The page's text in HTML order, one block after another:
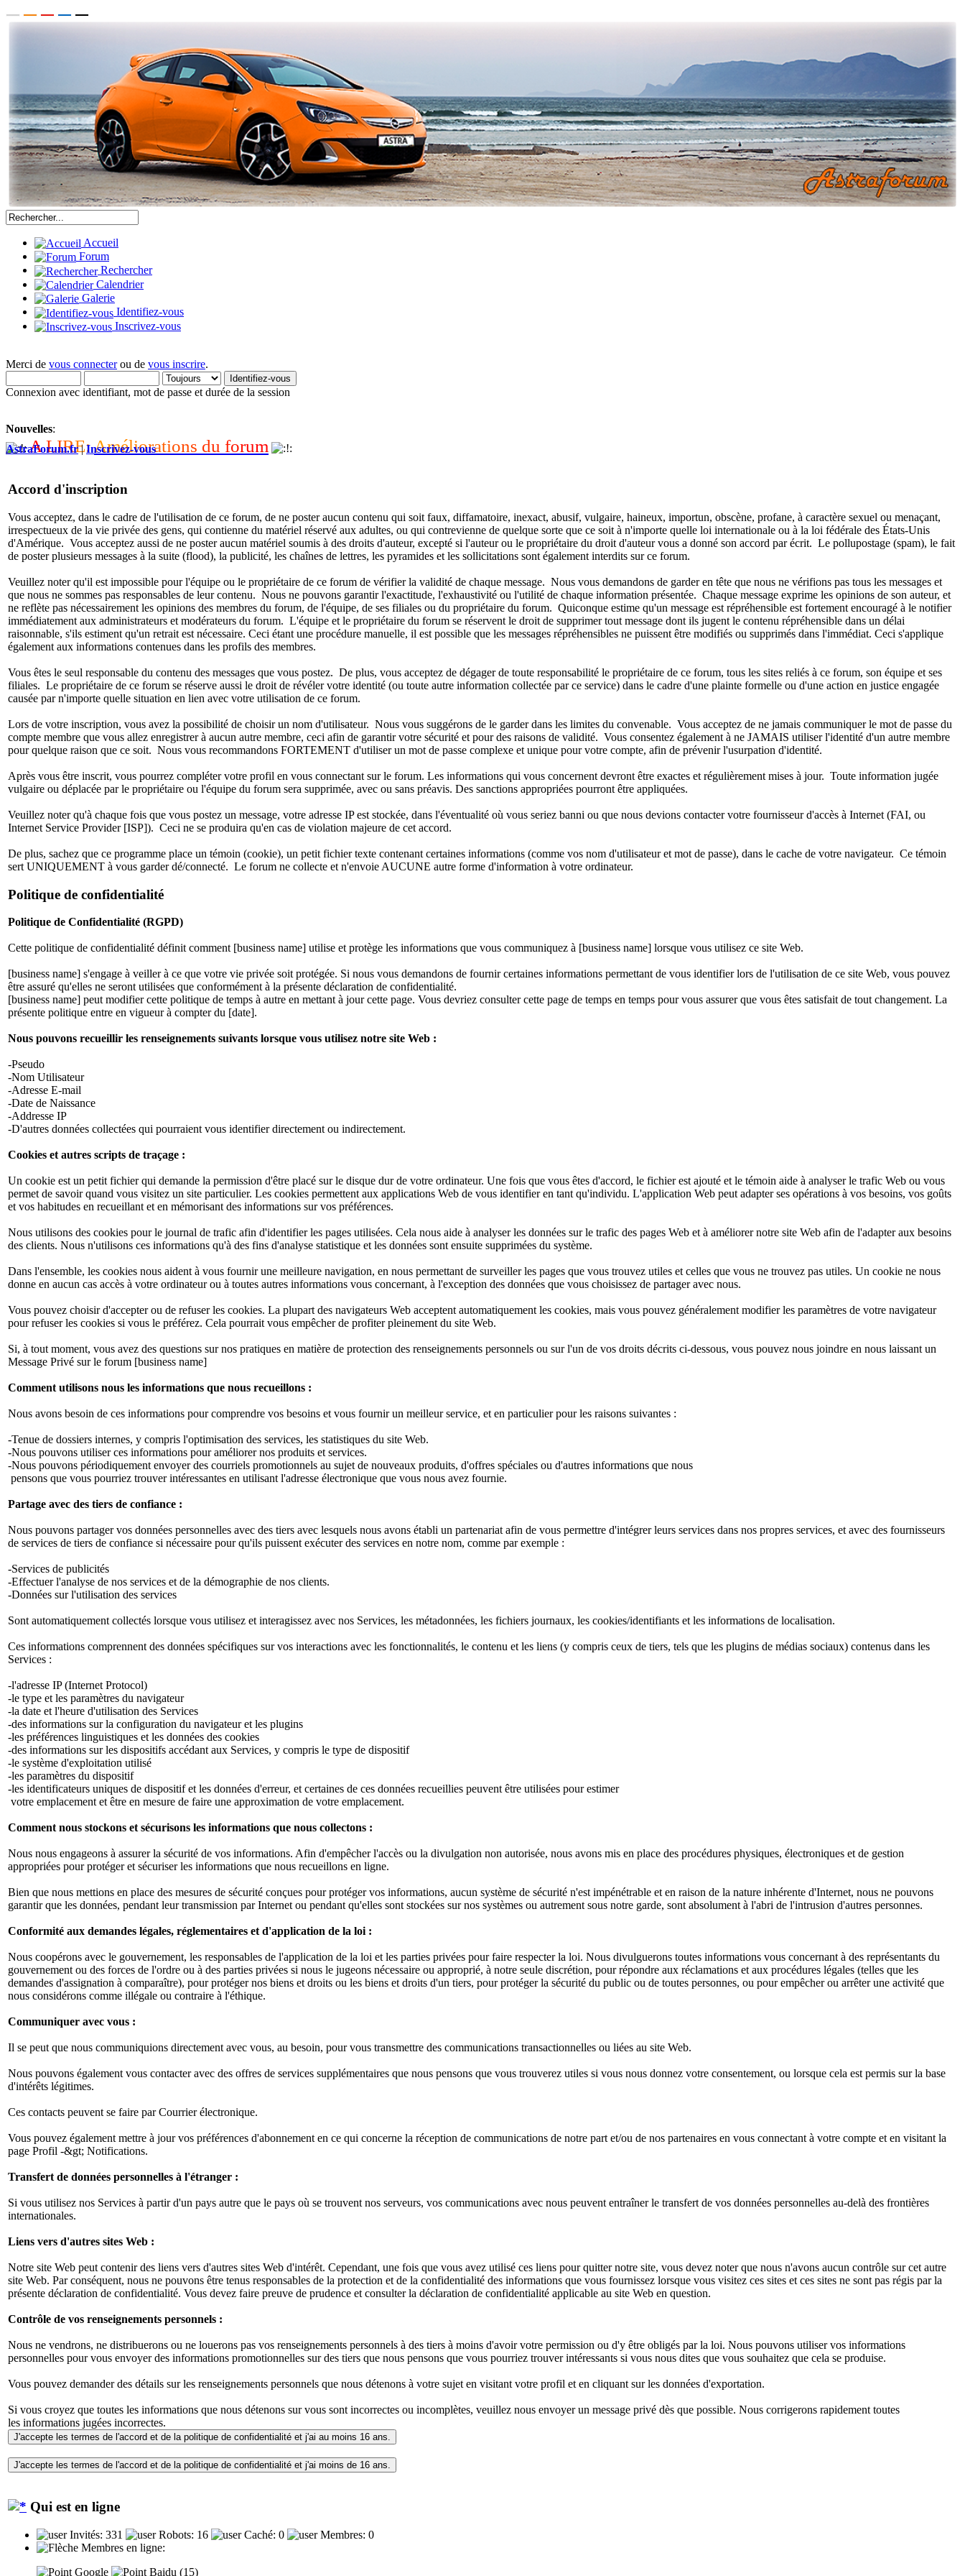
Accueil
Forum
Rechercher
Calendrier
Galerie
Identifiez-vous
Inscrivez-vous
Merci de vous connecterou de vous inscrire.
Connexion avec identifiant, mot de passe et durée de la session
Nouvelles:
A LIRE:Améliorations du forum
AstraForum.fr|Inscrivez-vous
Accord d'inscription
Vous acceptez, dans le cadre de l'utilisation de ce forum, de ne poster aucun contenu qui soit faux, diffamatoire, inexact, abusif, vulgaire, haineux, importun, obscène, profane, à caractère sexuel ou menaçant,
irrespectueux de la vie privée des gens, qui contienne du matériel réservé aux adultes, ou qui contrevienne de quelque sorte que ce soit à n'importe quelle loi internationale ou à la loi fédérale des États-Unis
d'Amérique. Vous acceptez aussi de ne poster aucun matériel soumis à des droits d'auteur, excepté si l'auteur ou le propriétaire du droit d'auteur vous a donné son accord par écrit. Le pollupostage (spam), le fait
de poster plusieurs messages à la suite (flood), la publicité, les chaînes de lettres, les pyramides et les sollicitations sont également interdits sur ce forum.
Veuillez noter qu'il est impossible pour l'équipe ou le propriétaire de ce forum de vérifier la validité de chaque message. Nous vous demandons de garder en tête que nous ne vérifions pas tous les messages et
que nous ne sommes pas responsables de leur contenu. Nous ne pouvons garantir l'exactitude, l'exhaustivité ou l'utilité de chaque information présentée. Chaque message exprime les opinions de son auteur, et
ne reflète pas nécessairement les opinions des membres du forum, de l'équipe, de ses filiales ou du propriétaire du forum. Quiconque estime qu'un message est répréhensible est fortement encouragé à le notifier
immédiatement aux administrateurs et modérateurs du forum. L'équipe et le propriétaire du forum se réservent le droit de supprimer tout message dont ils jugent le contenu répréhensible dans un délai
raisonnable, s'ils estiment qu'un retrait est nécessaire. Ceci étant une procédure manuelle, il est possible que les messages répréhensibles ne puissent être modifiés ou supprimés dans l'immédiat. Ceci s'applique
également aux informations contenues dans les profils des membres.
Vous êtes le seul responsable du contenu des messages que vous postez. De plus, vous acceptez de dégager de toute responsabilité le propriétaire de ce forum, tous les sites reliés à ce forum, son équipe et ses
filiales. Le propriétaire de ce forum se réserve aussi le droit de révéler votre identité (ou toute autre information collectée par ce service) dans le cadre d'une plainte formelle ou d'une action en justice engagée
causée par n'importe quelle situation en lien avec votre utilisation de ce forum.
Lors de votre inscription, vous avez la possibilité de choisir un nom d'utilisateur. Nous vous suggérons de le garder dans les limites du convenable. Vous acceptez de ne jamais communiquer le mot de passe du
compte membre que vous allez enregistrer à aucun autre membre, ceci afin de garantir votre sécurité et pour des raisons de validité. Vous consentez également à ne JAMAIS utiliser l'identité d'un autre membre
pour quelque raison que ce soit. Nous vous recommandons FORTEMENT d'utiliser un mot de passe complexe et unique pour votre compte, afin de prévenir l'usurpation d'identité.
Après vous être inscrit, vous pourrez compléter votre profil en vous connectant sur le forum. Les informations qui vous concernent devront être exactes et régulièrement mises à jour. Toute information jugée
vulgaire ou déplacée par le propriétaire ou l'équipe du forum sera supprimée, avec ou sans préavis. Des sanctions appropriées pourront être appliquées.
Veuillez noter qu'à chaque fois que vous postez un message, votre adresse IP est stockée, dans l'éventualité où vous seriez banni ou que nous devions contacter votre fournisseur d'accès à Internet (FAI, ou
Internet Service Provider [ISP]). Ceci ne se produira qu'en cas de violation majeure de cet accord.
De plus, sachez que ce programme place un témoin (cookie), un petit fichier texte contenant certaines informations (comme vos nom d'utilisateur et mot de passe), dans le cache de votre navigateur. Ce témoin
sert UNIQUEMENT à vous garder dé/connecté. Le forum ne collecte et n'envoie AUCUNE autre forme d'information à votre ordinateur.
Politique de confidentialité
Politique de Confidentialité (RGPD)
Cette politique de confidentialité définit comment [business name] utilise et protège les informations que vous communiquez à [business name] lorsque vous utilisez ce site Web.
[business name] s'engage à veiller à ce que votre vie privée soit protégée. Si nous vous demandons de fournir certaines informations permettant de vous identifier lors de l'utilisation de ce site Web, vous pouvez
être assuré qu'elles ne seront utilisées que conformément à la présente déclaration de confidentialité.
[business name] peut modifier cette politique de temps à autre en mettant à jour cette page. Vous devriez consulter cette page de temps en temps pour vous assurer que vous êtes satisfait de tout changement. La
présente politique entre en vigueur à compter du [date].
Nous pouvons recueillir les renseignements suivants lorsque vous utilisez notre site Web :
-Pseudo
-Nom Utilisateur
-Adresse E-mail
-Date de Naissance
-Addresse IP
-D'autres données collectées qui pourraient vous identifier directement ou indirectement.
Cookies et autres scripts de traçage :
Un cookie est un petit fichier qui demande la permission d'être placé sur le disque dur de votre ordinateur. Une fois que vous êtes d'accord, le fichier est ajouté et le témoin aide à analyser le trafic Web ou vous
permet de savoir quand vous visitez un site particulier. Les cookies permettent aux applications Web de vous identifier en tant qu'individu. L'application Web peut adapter ses opérations à vos besoins, vos goûts
et vos habitudes en recueillant et en mémorisant des informations sur vos préférences.
Nous utilisons des cookies pour le journal de trafic afin d'identifier les pages utilisées. Cela nous aide à analyser les données sur le trafic des pages Web et à améliorer notre site Web afin de l'adapter aux besoins
des clients. Nous n'utilisons ces informations qu'à des fins d'analyse statistique et les données sont ensuite supprimées du système.
Dans l'ensemble, les cookies nous aident à vous fournir une meilleure navigation, en nous permettant de surveiller les pages que vous trouvez utiles et celles que vous ne trouvez pas utiles. Un cookie ne nous
donne en aucun cas accès à votre ordinateur ou à toutes autres informations vous concernant, à l'exception des données que vous choisissez de partager avec nous.
Vous pouvez choisir d'accepter ou de refuser les cookies. La plupart des navigateurs Web acceptent automatiquement les cookies, mais vous pouvez généralement modifier les paramètres de votre navigateur
pour refuser les cookies si vous le préférez. Cela pourrait vous empêcher de profiter pleinement du site Web.
Si, à tout moment, vous avez des questions sur nos pratiques en matière de protection des renseignements personnels ou sur l'un de vos droits décrits ci-dessous, vous pouvez nous joindre en nous laissant un
Message Privé sur le forum [business name]
Comment utilisons nous les informations que nous recueillons :
Nous avons besoin de ces informations pour comprendre vos besoins et vous fournir un meilleur service, et en particulier pour les raisons suivantes :
-Tenue de dossiers internes, y compris l'optimisation des services, les statistiques du site Web.
-Nous pouvons utiliser ces informations pour améliorer nos produits et services.
-Nous pouvons périodiquement envoyer des courriels promotionnels au sujet de nouveaux produits, d'offres spéciales ou d'autres informations que nous
pensons que vous pourriez trouver intéressantes en utilisant l'adresse électronique que vous nous avez fournie.
Partage avec des tiers de confiance :
Nous pouvons partager vos données personnelles avec des tiers avec lesquels nous avons établi un partenariat afin de vous permettre d'intégrer leurs services dans nos propres services, et avec des fournisseurs
de services de tiers de confiance si nécessaire pour qu'ils puissent exécuter des services en notre nom, comme par exemple :
-Services de publicités
-Effectuer l'analyse de nos services et de la démographie de nos clients.
-Données sur l'utilisation des services
Sont automatiquement collectés lorsque vous utilisez et interagissez avec nos Services, les métadonnées, les fichiers journaux, les cookies/identifiants et les informations de localisation.
Ces informations comprennent des données spécifiques sur vos interactions avec les fonctionnalités, le contenu et les liens (y compris ceux de tiers, tels que les plugins de médias sociaux) contenus dans les
Services :
-l'adresse IP (Internet Protocol)
-le type et les paramètres du navigateur
-la date et l'heure d'utilisation des Services
-des informations sur la configuration du navigateur et les plugins
-les préférences linguistiques et les données des cookies
-des informations sur les dispositifs accédant aux Services, y compris le type de dispositif
-le système d'exploitation utilisé
-les paramètres du dispositif
-les identificateurs uniques de dispositif et les données d'erreur, et certaines de ces données recueillies peuvent être utilisées pour estimer
votre emplacement et être en mesure de faire une approximation de votre emplacement.
Comment nous stockons et sécurisons les informations que nous collectons :
Nous nous engageons à assurer la sécurité de vos informations. Afin d'empêcher l'accès ou la divulgation non autorisée, nous avons mis en place des procédures physiques, électroniques et de gestion
appropriées pour protéger et sécuriser les informations que nous recueillons en ligne.
Bien que nous mettions en place des mesures de sécurité conçues pour protéger vos informations, aucun système de sécurité n'est impénétrable et en raison de la nature inhérente d'Internet, nous ne pouvons
garantir que les données, pendant leur transmission par Internet ou pendant qu'elles sont stockées sur nos systèmes ou autrement sous notre garde, sont absolument à l'abri de l'intrusion d'autres personnes.
Conformité aux demandes légales, réglementaires et d'application de la loi :
Nous coopérons avec le gouvernement, les responsables de l'application de la loi et les parties privées pour faire respecter la loi. Nous divulguerons toutes informations vous concernant à des représentants du
gouvernement ou des forces de l'ordre ou à des parties privées si nous le jugeons nécessaire ou approprié, à notre seule discrétion, pour répondre aux réclamations et aux procédures légales (telles que les
demandes d'assignation à comparaître), pour protéger nos biens et droits ou les biens et droits d'un tiers, pour protéger la sécurité du public ou de toutes personnes, ou pour empêcher ou arrêter une activité que
nous considérons comme illégale ou contraire à l'éthique.
Communiquer avec vous :
Il se peut que nous communiquions directement avec vous, au besoin, pour vous transmettre des communications transactionnelles ou liées au site Web.
Nous pouvons également vous contacter avec des offres de services supplémentaires que nous pensons que vous trouverez utiles si vous nous donnez votre consentement, ou lorsque cela est permis sur la base
d'intérêts légitimes.
Ces contacts peuvent se faire par Courrier électronique.
Vous pouvez également mettre à jour vos préférences d'abonnement en ce qui concerne la réception de communications de notre part et/ou de nos partenaires en vous connectant à votre compte et en visitant la
page Profil -&gt; Notifications.
Transfert de données personnelles à l'étranger :
Si vous utilisez nos Services à partir d'un pays autre que le pays où se trouvent nos serveurs, vos communications avec nous peuvent entraîner le transfert de vos données personnelles au-delà des frontières
internationales.
Liens vers d'autres sites Web :
Notre site Web peut contenir des liens vers d'autres sites Web d'intérêt. Cependant, une fois que vous avez utilisé ces liens pour quitter notre site, vous devez noter que nous n'avons aucun contrôle sur cet autre
site Web. Par conséquent, nous ne pouvons être tenus responsables de la protection et de la confidentialité des informations que vous fournissez lorsque vous visitez ces sites et ces sites ne sont pas régis par la
présente déclaration de confidentialité. Vous devez faire preuve de prudence et consulter la déclaration de confidentialité applicable au site Web en question.
Contrôle de vos renseignements personnels :
Nous ne vendrons, ne distribuerons ou ne louerons pas vos renseignements personnels à des tiers à moins d'avoir votre permission ou d'y être obligés par la loi. Nous pouvons utiliser vos informations
personnelles pour vous envoyer des informations promotionnelles sur des tiers que nous pensons que vous pourriez trouver intéressants si vous nous dites que vous souhaitez que cela se produise.
Vous pouvez demander des détails sur les renseignements personnels que nous détenons à votre sujet en visitant votre profil et en cliquant sur les données d'exportation.
Si vous croyez que toutes les informations que nous détenons sur vous sont incorrectes ou incomplètes, veuillez nous envoyer un message privé dès que possible. Nous corrigerons rapidement toutes
les informations jugées incorrectes.
Qui est en ligne
Invités: 331 Robots: 16 Caché: 0
Membres: 0
Membres en ligne:
Google
Baidu (15)